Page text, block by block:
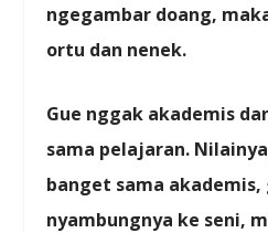
ngegambar doang,
ortu dan nenek.
Gue nggak akademis
sama pelajaran.
banget sama akademis,
nyambungnya ke seni,